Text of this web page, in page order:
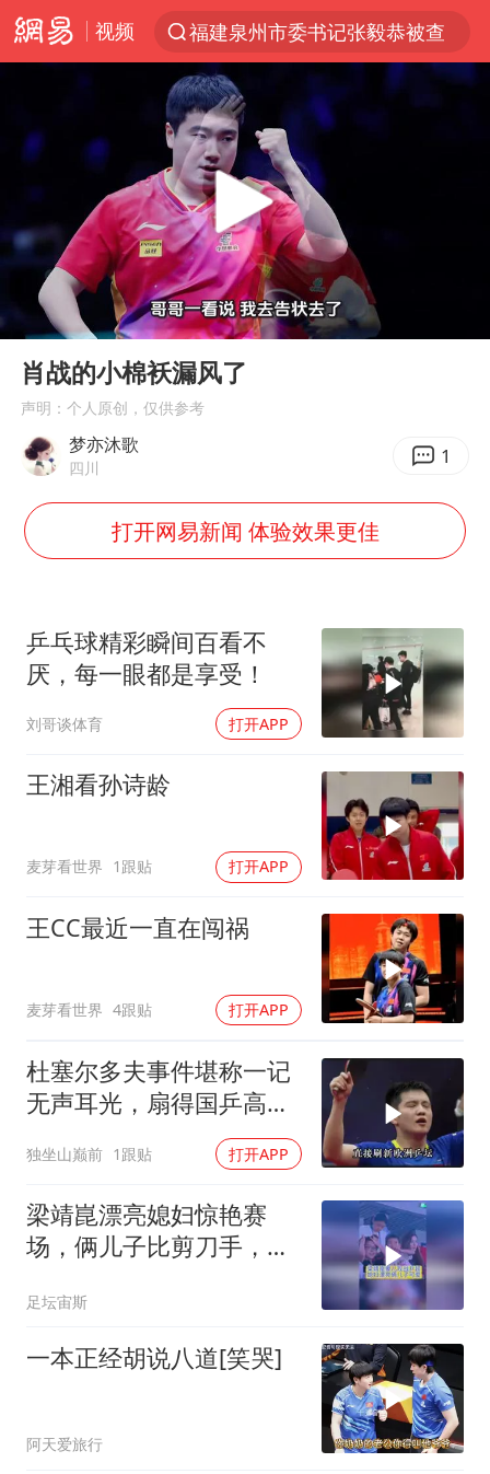
视频
福建泉州市委书记张毅恭被查
“电影+”如何激发千亿级消费新活力？
“秋天的第一杯奶茶”6岁了
38岁演员求职万岁山NPC成功
国乒男单横滨冠军赛全军覆没
胡彦斌获《歌手2026》歌王
U17国足三连胜晋级明日之星半决赛
美股存储板块集体大跌
东航：国内客票提前14天免费退改
夯实基础开新局
Play
00:00
肖战的小棉袄漏风了
声明：个人原创，仅供参考
梦亦沐歌
四川 1
打开网易新闻 体验效果更佳
乒乓球精彩瞬间百看不
厌，每一眼都是享受！
刘哥谈体育 打开APP
王湘看孙诗龄
麦芽看世界 1跟贴 打开APP
王CC最近一直在闯祸
麦芽看世界 4跟贴 打开APP
杜塞尔多夫事件堪称一记
无声耳光，扇得国乒高层
独坐山巅前 1跟贴 打开APP
梁靖崑漂亮媳妇惊艳赛
场，俩儿子比剪刀手，为
足坛宙斯
一本正经胡说八道[笑哭]
阿天爱旅行